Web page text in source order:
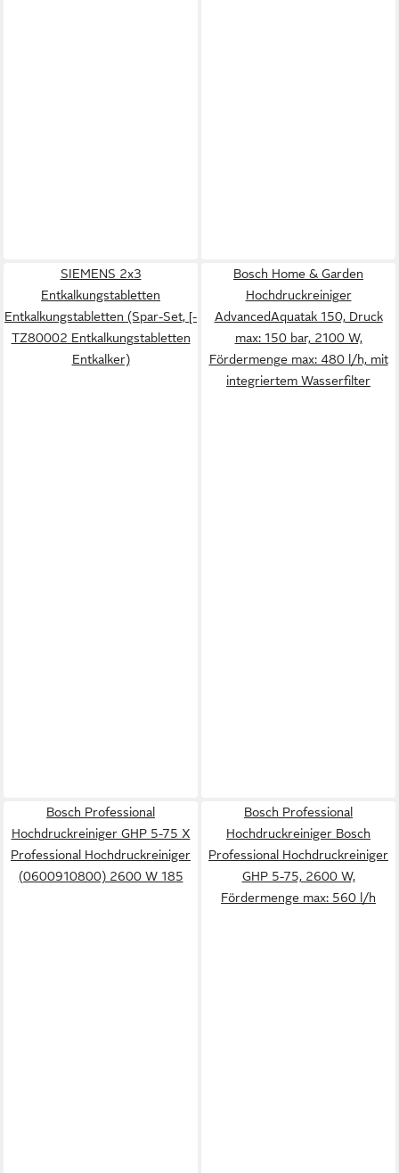
SIEMENS 2x3
Entkalkungstabletten
Entkalkungstabletten (Spar-Set, [-
TZ80002 Entkalkungstabletten
Entkalker)
Bosch Home & Garden
Hochdruckreiniger
AdvancedAquatak 150, Druck
max: 150 bar, 2100 W,
Fördermenge max: 480 l/h, mit
integriertem Wasserfilter
Bosch Professional
Hochdruckreiniger GHP 5-75 X
Professional Hochdruckreiniger
(0600910800) 2600 W 185
Bosch Professional
Hochdruckreiniger Bosch
Professional Hochdruckreiniger
GHP 5-75, 2600 W,
Fördermenge max: 560 l/h